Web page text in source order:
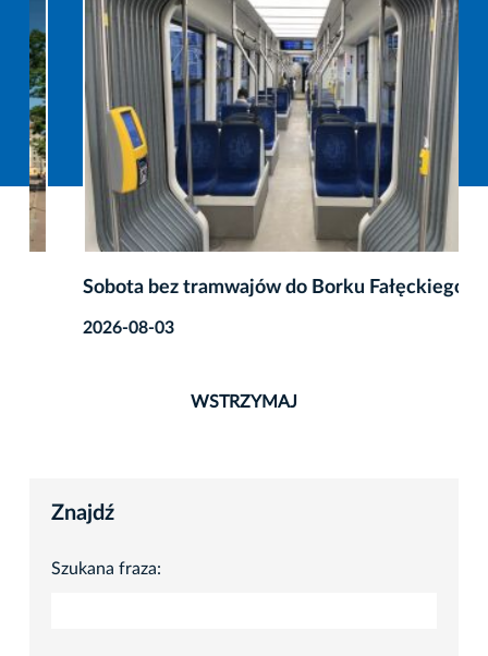
Sobota bez tramwajów do Borku Fałęckiego
2026-08-03
WSTRZYMAJ
Znajdź
Szukana fraza: